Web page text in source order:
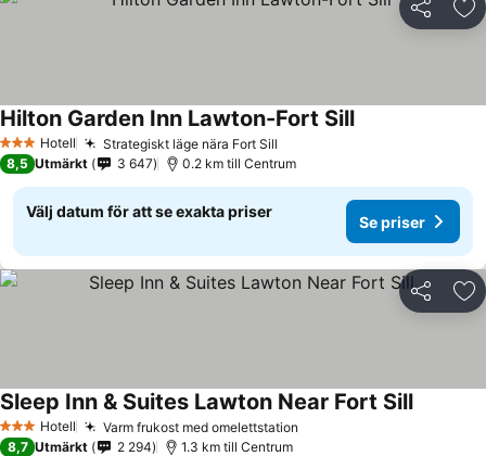
Dela
3 StjärnorHotell Strategiskt läge nära Fort Sill
Hilton Garden Inn Lawton-Fort SillSe priser
8,5 Utmärkt 3 647 0.2 km till Centrum
Välj datum för att se exakta priser
Se priser
Dela
3 StjärnorHotell Varm frukost med omelettstation
Sleep Inn & Suites Lawton Near Fort SillSe priser
8,7 Utmärkt 2 294 1.3 km till Centrum